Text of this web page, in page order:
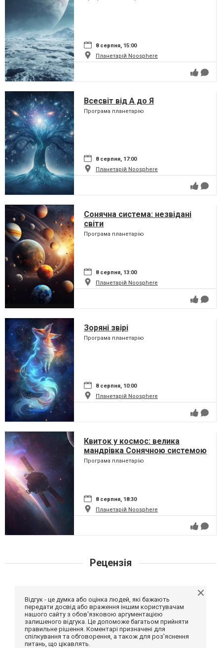
8 серпня, 15:00
Планетарій Noosphere
Всесвіт від А до Я
Програма планетарію
8 серпня, 17:00
Планетарій Noosphere
Сонячна система: незвідані
світи
Програма планетарію
8 серпня, 13:00
Планетарій Noosphere
Зоряні звірі
Програма планетарію
8 серпня, 10:00
Планетарій Noosphere
Квиток у космос: велика
мандрівка Сонячною системою
Програма планетарію
8 серпня, 18:30
Планетарій Noosphere
Рецензія
Відгук - це думка або оцінка людей, які бажають
передати досвід або враження іншим користувачам
нашого сайту з обов'язковою аргументацією
залишеного відгука. Це допоможе багатьом прийняти
правильне рішення. Коментарі призначені для
спілкування та обговорення, а також для роз'яснення
питань, що цікавлять.